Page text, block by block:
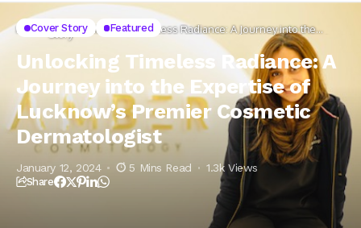
Home Cover
Story
Unlocking Timeless Radiance: A Journey into the
Expertise of Lucknow’s Premier Cosmetic Dermatologist
Cover Story Featured
Unlocking Timeless Radiance: A
Journey into the Expertise of
Lucknow’s Premier Cosmetic
Dermatologist
January 12, 2024 5 Mins Read 1.3k Views
Share